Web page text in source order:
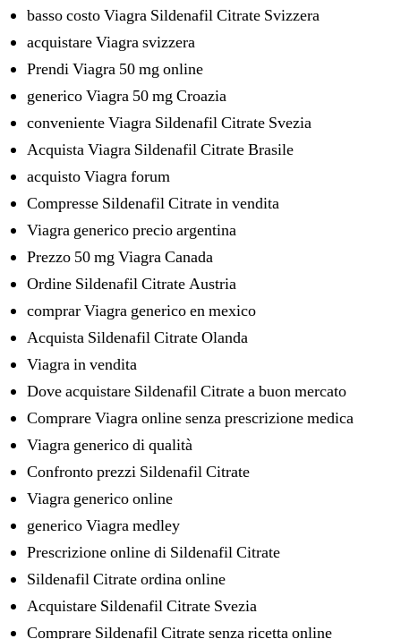
basso costo Viagra Sildenafil Citrate Svizzera
acquistare Viagra svizzera
Prendi Viagra 50 mg online
generico Viagra 50 mg Croazia
conveniente Viagra Sildenafil Citrate Svezia
Acquista Viagra Sildenafil Citrate Brasile
acquisto Viagra forum
Compresse Sildenafil Citrate in vendita
Viagra generico precio argentina
Prezzo 50 mg Viagra Canada
Ordine Sildenafil Citrate Austria
comprar Viagra generico en mexico
Acquista Sildenafil Citrate Olanda
Viagra in vendita
Dove acquistare Sildenafil Citrate a buon mercato
Comprare Viagra online senza prescrizione medica
Viagra generico di qualità
Confronto prezzi Sildenafil Citrate
Viagra generico online
generico Viagra medley
Prescrizione online di Sildenafil Citrate
Sildenafil Citrate ordina online
Acquistare Sildenafil Citrate Svezia
Comprare Sildenafil Citrate senza ricetta online